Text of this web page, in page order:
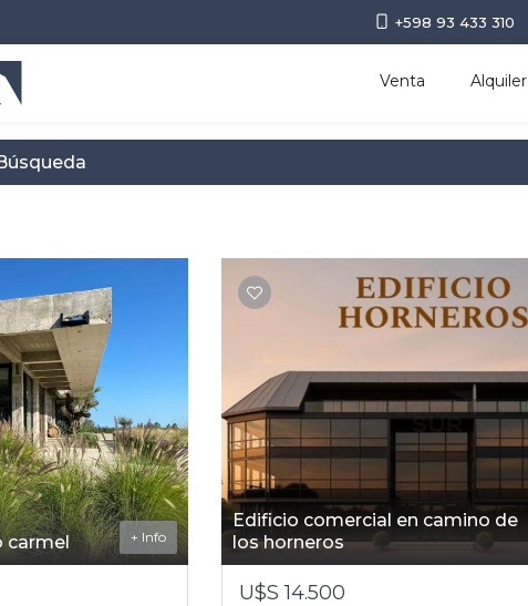
+598 93 433 310
Venta Alquiler
carmel + Info
Edificio comercial en camino de
los horneros
U$S 14.500